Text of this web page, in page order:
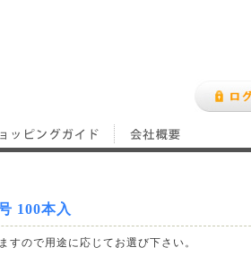
100本入
すので用途に応じてお選び下さい。